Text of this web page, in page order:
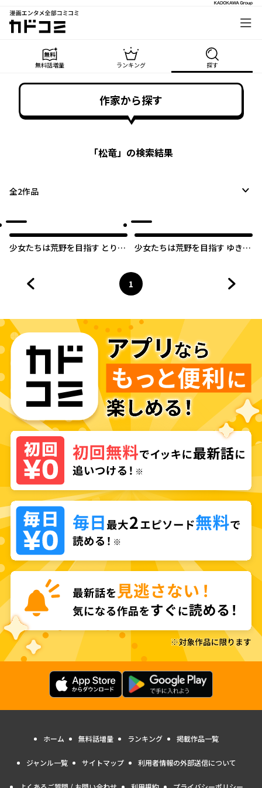
漫画エンタメ全部コミコミ
カドコミ
無料話増量 ランキング 探す
作家から探す
「松竜」の検索結果
全2作品
少女たちは荒野を目指す とりな
少女たちは荒野を目指す ゆきど
ページ
1
へ
ホーム 無料話増量 ランキング 掲載作品一覧
ジャンル一覧 サイトマップ 利用者情報の外部送信について